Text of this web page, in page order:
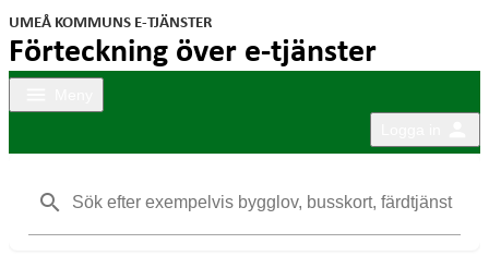
UMEÅ KOMMUNS E-TJÄNSTER
Förteckning över e-tjänster
search